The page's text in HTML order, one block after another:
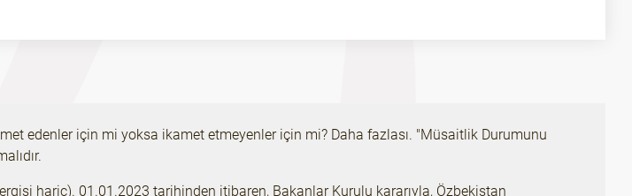
edenler için mi yoksa ikamet etmeyenler için mi? Daha fazlası. "Müsaitlik Durumunu
hariç). 01.01.2023 tarihinden itibaren, Bakanlar Kurulu kararıyla, Özbekistan